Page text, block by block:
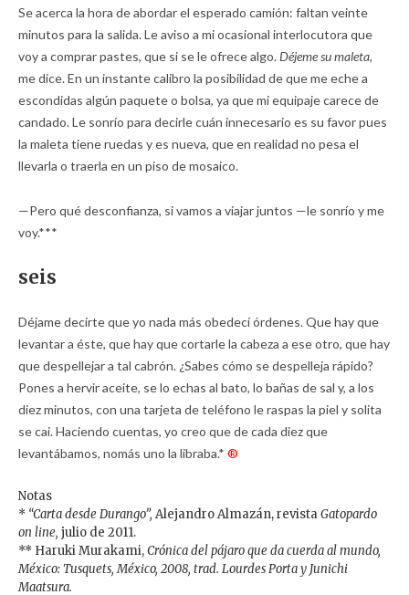
Se acerca la hora de abordar el esperado camión: faltan veinte
minutos para la salida. Le aviso a mi ocasional interlocutora que
voy a comprar pastes, que si se le ofrece algo.Déjeme su maleta,
me dice. En un instante calibro la posibilidad de que me eche a
escondidas algún paquete o bolsa, ya que mi equipaje carece de
candado. Le sonrío para decirle cuán innecesario es su favor pues
la maleta tiene ruedas y es nueva, que en realidad no pesa el
llevarla o traerla en un piso de mosaico.
—Pero qué desconfianza, si vamos a viajar juntos —le sonrío y me
voy.***
seis
Déjame decirte que yo nada más obedecí órdenes. Que hay que
levantar a éste, que hay que cortarle la cabeza a ese otro, que hay
que despellejar a tal cabrón. ¿Sabes cómo se despelleja rápido?
Pones a hervir aceite, se lo echas al bato, lo bañas de sal y, a los
diez minutos, con una tarjeta de teléfono le raspas la piel y solita
se cai. Haciendo cuentas, yo creo que de cada diez que
levantábamos, nomás uno la libraba.* ®
Notas
* “Carta desde Durango”, Alejandro Almazán, revistaGatopardo
on line, julio de 2011.
** Haruki Murakami,Crónica del pájaro que da cuerda al mundo,
México: Tusquets, México, 2008, trad. Lourdes Porta y Junichi
Maatsura.